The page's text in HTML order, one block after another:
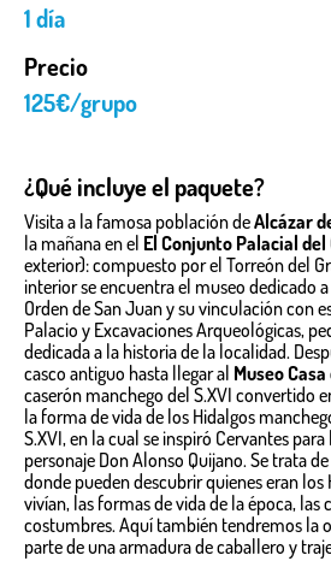
1 día
Precio
125€/grupo
¿Qué incluye el paquete?
Visita a la famosa población deAlcázar
la mañana en el El Conjunto Palacial
exterior): compuesto por el Torreón del
interior se encuentra el museo dedicado
Orden de San Juan y su vinculación con
Palacio y Excavaciones Arqueológicas,
dedicada a la historia de la localidad.
casco antiguo hasta llegar al Museo
caserón manchego del S.XVI convertido
la forma de vida de los Hidalgos
S.XVI, en la cual se inspiró Cervantes
personaje Don Alonso Quijano. Se trata
donde pueden descubrir quienes eran los
vivían, las formas de vida de la época, las
costumbres. Aquí también tendremos la
parte de una armadura de caballero y